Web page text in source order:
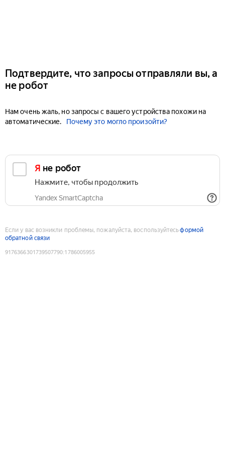
Подтвердите, что запросы отправляли вы, а
не робот
Нам очень жаль, но запросы с вашего устройства похожи на
автоматические.
Почему это могло произойти?
Я не робот
Нажмите, чтобы продолжить
Yandex SmartCaptcha
Если у вас возникли проблемы, пожалуйста, воспользуйтесьформой
обратной связи
9176366301739507790:1786005955